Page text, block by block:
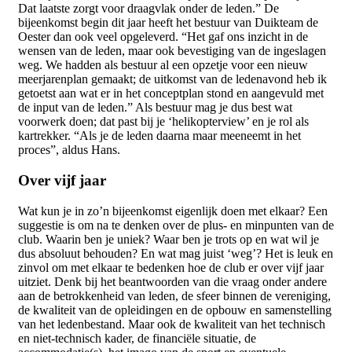
Dat laatste zorgt voor draagvlak onder de leden.” De
bijeenkomst begin dit jaar heeft het bestuur van Duikteam de
Oester dan ook veel opgeleverd. “Het gaf ons inzicht in de
wensen van de leden, maar ook bevestiging van de ingeslagen
weg. We hadden als bestuur al een opzetje voor een nieuw
meerjarenplan gemaakt; de uitkomst van de ledenavond heb ik
getoetst aan wat er in het conceptplan stond en aangevuld met
de input van de leden.” Als bestuur mag je dus best wat
voorwerk doen; dat past bij je ‘helikopterview’ en je rol als
kartrekker. “Als je de leden daarna maar meeneemt in het
proces”, aldus Hans.
Over vijf jaar
Wat kun je in zo’n bijeenkomst eigenlijk doen met elkaar? Een
suggestie is om na te denken over de plus- en minpunten van de
club. Waarin ben je uniek? Waar ben je trots op en wat wil je
dus absoluut behouden? En wat mag juist ‘weg’? Het is leuk en
zinvol om met elkaar te bedenken hoe de club er over vijf jaar
uitziet. Denk bij het beantwoorden van die vraag onder andere
aan de betrokkenheid van leden, de sfeer binnen de vereniging,
de kwaliteit van de opleidingen en de opbouw en samenstelling
van het ledenbestand. Maar ook de kwaliteit van het technisch
en niet-technisch kader, de financiële situatie, de